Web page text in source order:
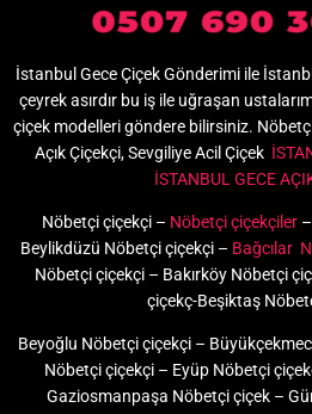
İstanbul Gece Çiçek Gönderimi ile
çeyrek asırdır bu iş ile uğraşan
çiçek modelleri göndere bilirsiniz.
Açık Çiçekçi, Sevgiliye Acil Çiçek
İSTANBUL GECE
Nöbetçi çiçekçi – Nöbetçi çiçekçiler
Beylikdüzü Nöbetçi çiçekçi – Bağcılar
Nöbetçi çiçekçi – Bakırköy Nöbetçi
çiçekç-Beşiktaş
Beyoğlu Nöbetçi çiçekçi –
Nöbetçi çiçekçi – Eyüp Nöbetçi
Gaziosmanpaşa Nöbetçi çiçek –